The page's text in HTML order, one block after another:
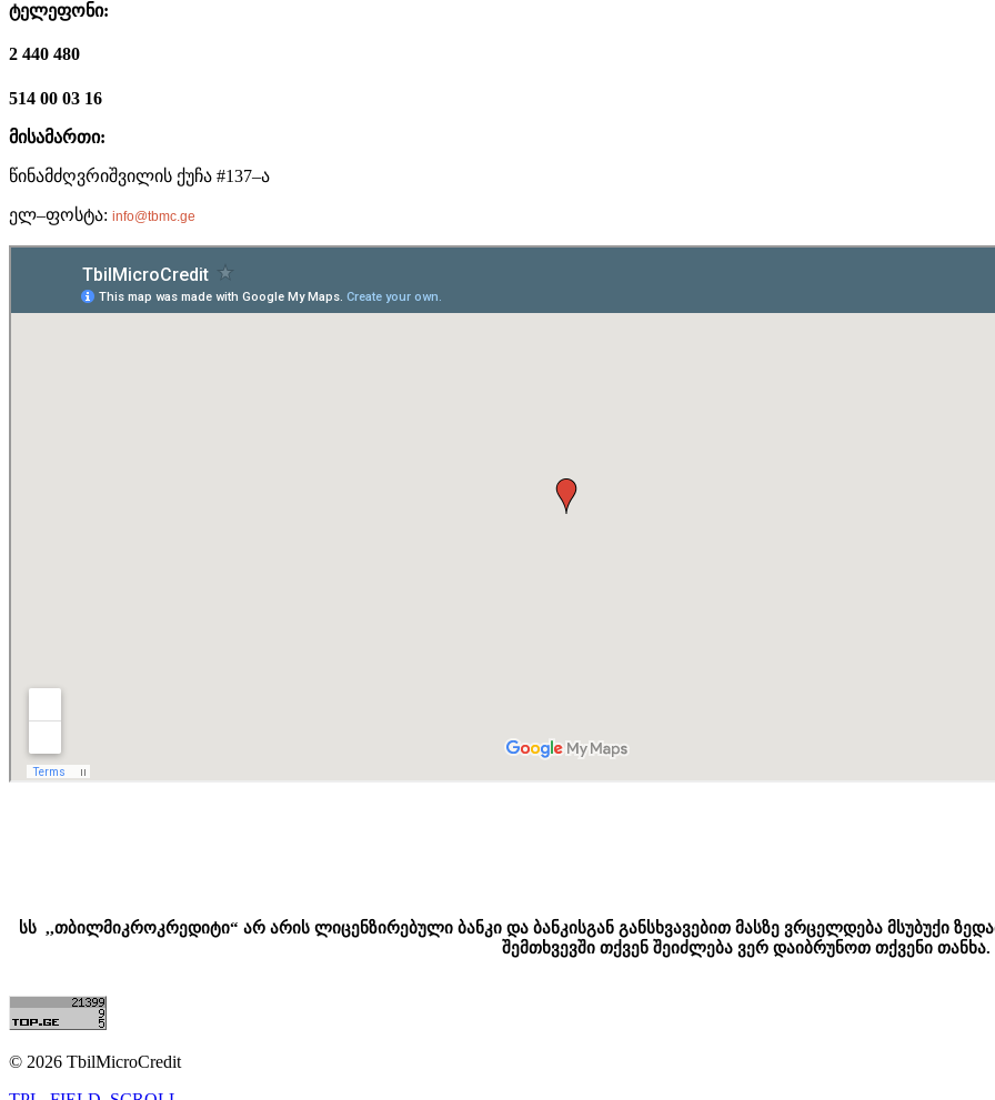
ტელეფონი:
2 440 480
514 00 03 16
მისამართი:
წინამძღვრიშვილის ქუჩა #137–ა
ელ–ფოსტა: info@tbmc.ge
სს ,,თბილმიკროკრედიტი“ არ არის ლიცენზირებული ბანკი და ბანკისგან განსხვავებით მასზე ვრცელდება მსუბუქი
შემთხვევში თქვენ შეიძლება ვერ დაიბრუნოთ თქვენი თანხა.
© 2026 TbilMicroCredit